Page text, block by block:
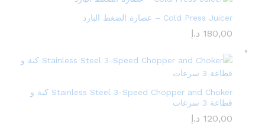
Cold Press Juicer – عصارة الضغط البارد
180,00 د.إ
Stainless Steel 3-Speed Chopper and Choker كبة و
قطاعة 3 سرعات
120,00 د.إ